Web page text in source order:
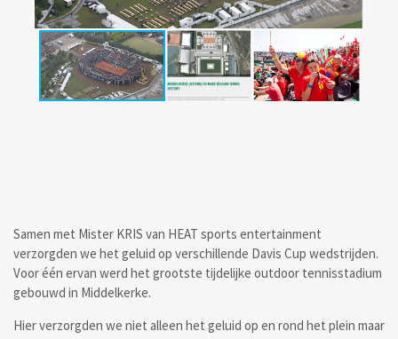
Samen met Mister KRIS van HEAT sports entertainment
verzorgden we het geluid op verschillende Davis Cup wedstrijden.
Voor één ervan werd het grootste tijdelijke outdoor tennisstadium
gebouwd in Middelkerke.
Hier verzorgden we niet alleen het geluid op en rond het plein maar